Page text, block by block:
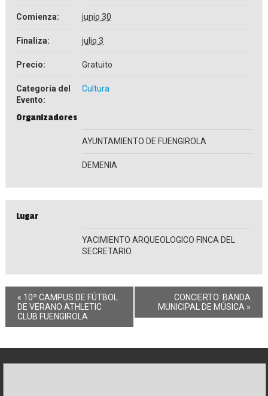
Comienza: junio 30
Finaliza: julio 3
Precio: Gratuito
Categoría del
Evento:
Cultura
Organizadores
AYUNTAMIENTO DE FUENGIROLA
DEMENIA
Lugar
YACIMIENTO ARQUEOLOGICO FINCA DEL
SECRETARIO
« 10º CAMPUS DE FÚTBOL
DE VERANO ATHLETIC
CLUB FUENGIROLA
CONCIERTO: BANDA
MUNICIPAL DE MÚSICA »